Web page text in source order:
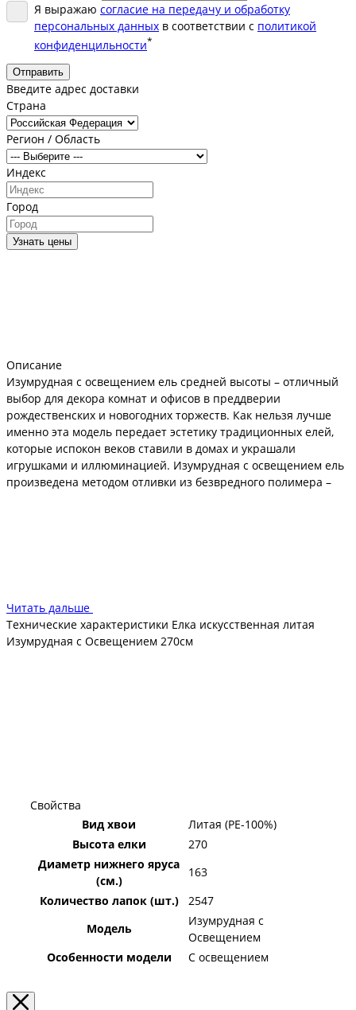
Я выражаю согласие на передачу и обработку
персональных данных в соответствии с политикой
конфиденцильности*
Отправить
Введите адрес доставки
Страна
Регион / Область
Индекс
Город
Узнать цены
Описание
Изумрудная с освещением ель средней высоты – отличный
выбор для декора комнат и офисов в преддверии
рождественских и новогодних торжеств. Как нельзя лучше
именно эта модель передает эстетику традиционных елей,
которые испокон веков ставили в домах и украшали
игрушками и иллюминацией. Изумрудная с освещением ель
произведена методом отливки из безвредного полимера –
Читать дальше
Технические характеристики Елка искусственная литая
Изумрудная с Освещением 270см
Свойства
Вид хвои
Литая (PE-100%)
Высота елки
270
Диаметр нижнего яруса
(см.)
163
Количество лапок (шт.)
2547
Модель
Изумрудная с
Освещением
Особенности модели
С освещением